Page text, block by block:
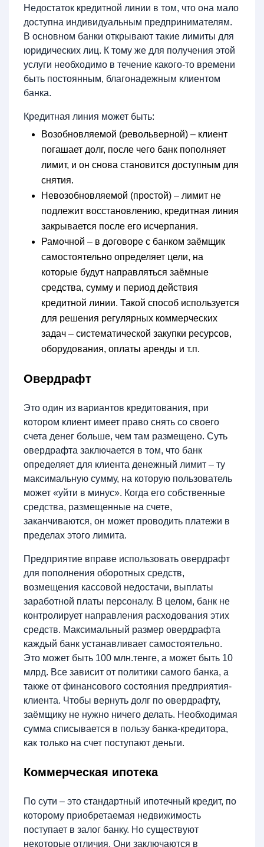
Недостаток кредитной линии в том, что она мало
доступна индивидуальным предпринимателям.
В основном банки открывают такие лимиты для
юридических лиц. К тому же для получения этой
услуги необходимо в течение какого-то времени
быть постоянным, благонадежным клиентом
банка.
Кредитная линия может быть:
Возобновляемой (револьверной) – клиент
погашает долг, после чего банк пополняет
лимит, и он снова становится доступным для
снятия.
Невозобновляемой (простой) – лимит не
подлежит восстановлению, кредитная линия
закрывается после его исчерпания.
Рамочной – в договоре с банком заёмщик
самостоятельно определяет цели, на
которые будут направляться заёмные
средства, сумму и период действия
кредитной линии. Такой способ используется
для решения регулярных коммерческих
задач – систематической закупки ресурсов,
оборудования, оплаты аренды и т.п.
Овердрафт
Это один из вариантов кредитования, при
котором клиент имеет право снять со своего
счета денег больше, чем там размещено. Суть
овердрафта заключается в том, что банк
определяет для клиента денежный лимит – ту
максимальную сумму, на которую пользователь
может «уйти в минус». Когда его собственные
средства, размещенные на счете,
заканчиваются, он может проводить платежи в
пределах этого лимита.
Предприятие вправе использовать овердрафт
для пополнения оборотных средств,
возмещения кассовой недостачи, выплаты
заработной платы персоналу. В целом, банк не
контролирует направления расходования этих
средств. Максимальный размер овердрафта
каждый банк устанавливает самостоятельно.
Это может быть 100 млн.тенге, а может быть 10
млрд. Все зависит от политики самого банка, а
также от финансового состояния предприятия-
клиента. Чтобы вернуть долг по овердрафту,
заёмщику не нужно ничего делать. Необходимая
сумма списывается в пользу банка-кредитора,
как только на счет поступают деньги.
Коммерческая ипотека
По сути – это стандартный ипотечный кредит, по
которому приобретаемая недвижимость
поступает в залог банку. Но существуют
некоторые отличия. Они заключаются в